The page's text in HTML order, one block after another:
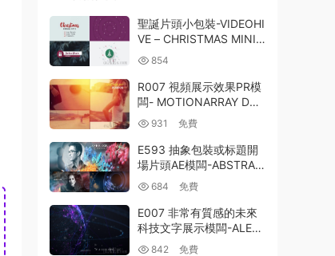
聖誕片頭小包裝-VIDEOHI
VE – CHRISTMAS MINIM
AL PACK – 25272421
854
R007 視頻展示效果PR模
闆- MOTIONARRAY DYN
AMIC OPENER
931 免費
E593 抽象包裝或标題開
場片頭AE模闆-ABSTRAC
T OPENER | TITLE SEQ
UENCE
684 免費
E007 非常有質感的未來
科技文字展示模闆-ALER
T 842 免費